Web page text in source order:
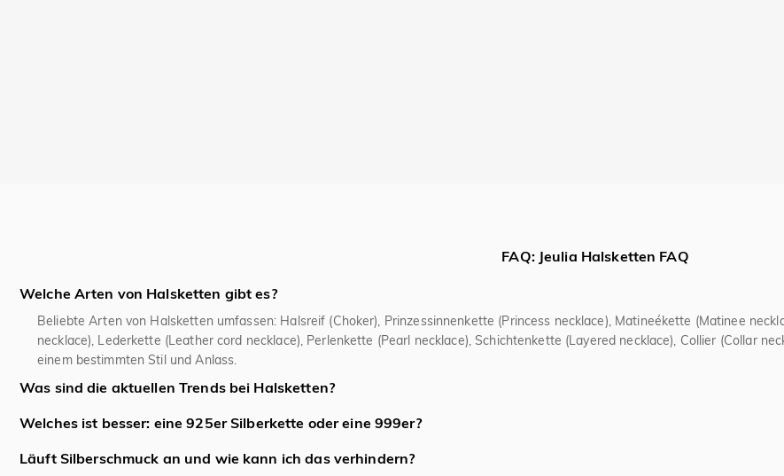
FAQ: Jeulia Halsketten FAQ
Welche Arten von Halsketten gibt es?
Beliebte Arten von Halsketten umfassen: Halsreif (Choker), Prinzessinnenkette (Princess necklace), Matineékette (Matinee
necklace), Lederkette (Leather cord necklace), Perlenkette (Pearl necklace), Schichtenkette (Layered necklace), Collier (Collar
einem bestimmten Stil und Anlass.
Was sind die aktuellen Trends bei Halsketten?
Aktuelle Trends bei Halsketten sind mehrlagige Ketten (Layering), persönliche Anhänger mit Gravur oder Initialen,
Welches ist besser: eine 925er Silberkette oder eine 999er?
Für den täglichen Gebrauch als Schmuck ist 925er Sterlingsilber (92,5% Silber) besser als 999er Feinsilber. 925er Silber ist
Läuft Silberschmuck an und wie kann ich das verhindern?